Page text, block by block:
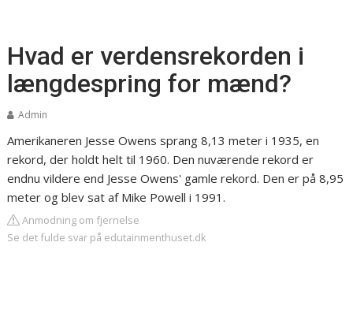
Hvad er verdensrekorden i
længdespring for mænd?
Admin
Amerikaneren Jesse Owens sprang 8,13 meter i 1935, en
rekord, der holdt helt til 1960. Den nuværende rekord er
endnu vildere end Jesse Owens' gamle rekord. Den er på 8,95
meter og blev sat af Mike Powell i 1991.
Anmodning om fjernelse
Se det fulde svar på edutainmenthuset.dk